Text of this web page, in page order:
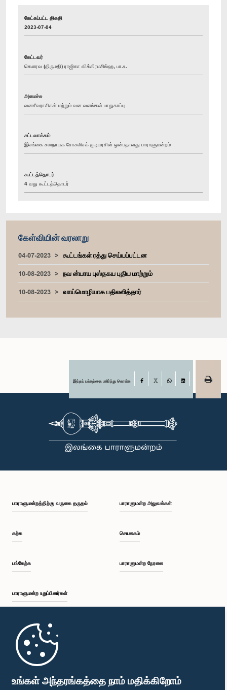
உங்கள் அந்தரங்கத்தை நாம் மதிக்கிறோம்
கேட்கப்பட்ட திகதி
2023-07-04
கேட்டவர்
கௌரவ (திருமதி) ராஜிகா விக்கிரமசிங்ஹ, பா.உ.
அமைச்சு
வனசீவராசிகள் மற்றும் வன வளங்கள் பாதுகாப்பு
சட்டவாக்கம்
இலங்கை சனநாயக சோசலிசக் குடியரசின் ஒன்பதாவது பாராளுமன்றம்
கூட்டத்தொடர்
4 வது கூட்டத்தொடர்
கேள்வியின் வரலாறு
04-07-2023
கூட்டங்கள் ரத்து செய்யப்பட்டன
10-08-2023
நவ ன்யாய புஸ்தகய புதிய மாற்றும்
10-08-2023
வாய்மொழியாக பதிலளித்தார்
இந்தப் பக்கத்தை பகிர்ந்து கொள்க Facebook
பாராளுமன்றத்திற்கு வருகை தருதல்
கற்க
பங்கேற்க
பாராளுமன்ற உறுப்பினர்கள்
முதற்பக்கம்
பாராளுமன்ற அலுவல்கள்
செயலகம்
பாராளுமன்ற நேரலை
பாராளுமன்ற கையடக்க செயலி